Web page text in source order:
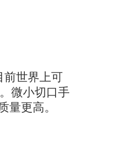
前世界上可
微小切口手
量更高。